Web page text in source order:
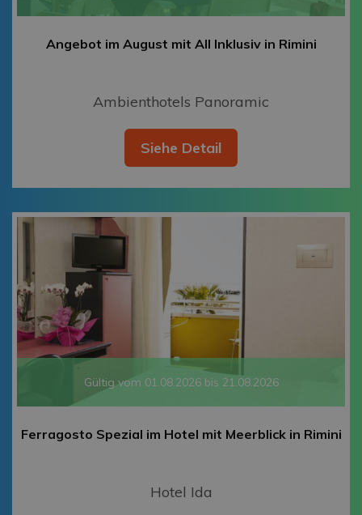
Angebot im August mit All Inklusiv in Rimini
Ambienthotels Panoramic
Siehe Detail
Gültig vom 01.08.2026 bis 21.08.2026
Ferragosto Spezial im Hotel mit Meerblick in Rimini
Hotel Ida